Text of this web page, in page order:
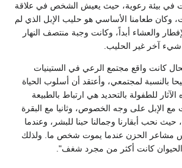
في بيئة رعوية، حيث يعيش الشخص في علاقة
وكان طعامنا الأساسي هو حليب الإبل الذي لم
والعشاء أبداً، وكانت وجبة منتصف النهار
آخر غير الحليب.
كانت واقع مجتمع الرعي في الستينيات
بالنسبة لمجتمعي، وأعتقد أن أسلوب الحياة
للطفولة بالتحديد هي ارتباط بالطبيعة
الإبل على وجه الخصوص، وثانيا مع البقرة
حيث نحب أبقارنا وجمالنا حبنا للبشر، وعندما
مشاعر الحزن عندما يموت شخص ما. ولذلك
والحيوان كانت أكثر من مجرد شغف".